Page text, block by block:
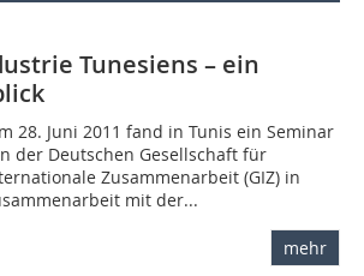
Tunesiens – ein
28. Juni 2011 fand in Tunis ein Seminar
der Deutschen Gesellschaft für
Zusammenarbeit (GIZ) in
mit der...
mehr